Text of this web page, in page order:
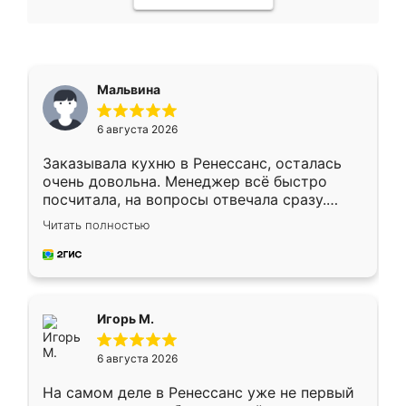
Мальвина
6 августа 2026
Заказывала кухню в Ренессанс, осталась
очень довольна. Менеджер всё быстро
посчитала, на вопросы отвечала сразу.
Замерщик приехал в субботу, подошёл к
делу со всей ответственностью. Собрали
за день, ребята работали аккуратно, даже
Читать полностью
Игорь М.
6 августа 2026
На самом деле в Ренессанс уже не первый